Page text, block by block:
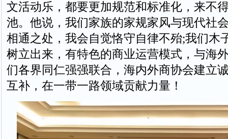
文活动乐，都要更加规范和标准化，来不
池。他说，我们家族的家规家风与现代社
相通之处，我会自觉恪守自律不殆;我们木
树立出来，有特色的商业运营模式，与海
们各界同仁强强联合，海内外商协会建立
互补，在一带一路领域贡献力量！